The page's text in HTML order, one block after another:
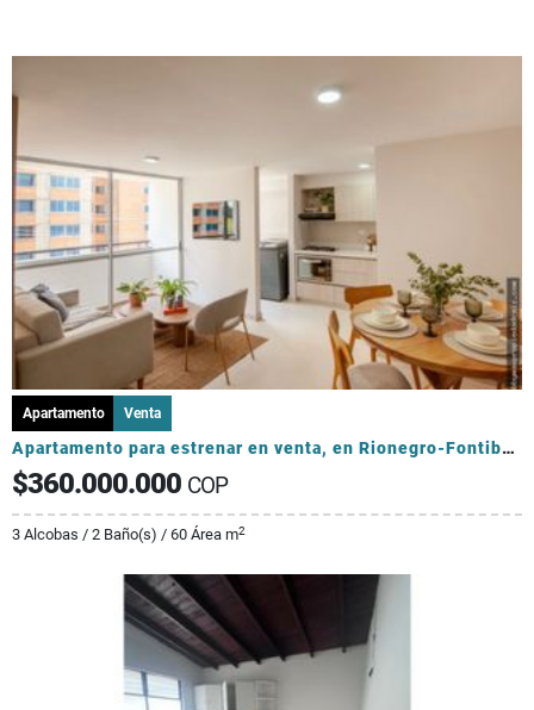
Apartamento Venta
Apartamento para estrenar en venta, en Rionegro-Fontibón
$360.000.000 COP
3 Alcobas / 2 Baño(s) / 60 Área m2